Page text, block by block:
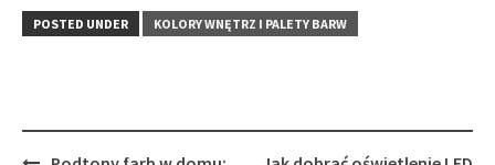
POSTED UNDER KOLORY WNĘTRZ I PALETY BARW